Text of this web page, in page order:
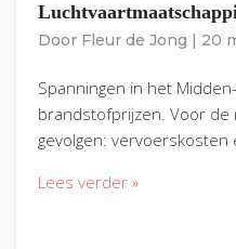
Door Fleur de Jong 20
Spanningen in het
brandstofprijzen. Voor
gevolgen: vervoerskosten
Lees verder »